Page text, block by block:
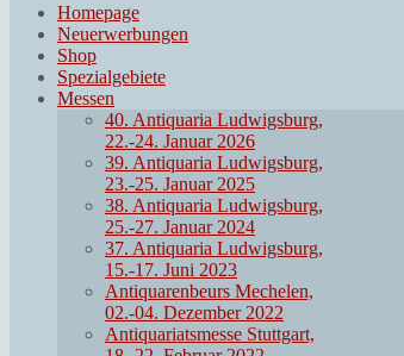
Homepage
Neuerwerbungen
Shop
Spezialgebiete
Messen
40. Antiquaria Ludwigsburg,
22.-24. Januar 2026
39. Antiquaria Ludwigsburg,
23.-25. Januar 2025
38. Antiquaria Ludwigsburg,
25.-27. Januar 2024
37. Antiquaria Ludwigsburg,
15.-17. Juni 2023
Antiquarenbeurs Mechelen,
02.-04. Dezember 2022
Antiquariatsmesse Stuttgart,